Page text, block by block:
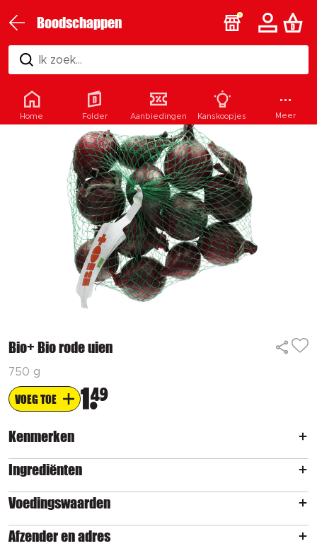
Boodschappen
Ik zoek...
Bio+ Bio rode uien
750 g
VOEG TOE 1 49
Kenmerken
Ingrediënten
Voedingswaarden
Afzender en adres
Home Folder Aanbiedingen Kanskoopjes Meer